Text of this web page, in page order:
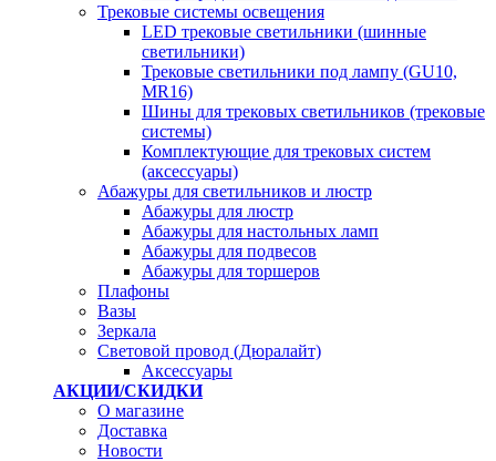
Трековые системы освещения
LED трековые светильники (шинные
светильники)
Трековые светильники под лампу (GU10,
MR16)
Шины для трековых светильников (трековые
системы)
Комплектующие для трековых систем
(аксессуары)
Абажуры для светильников и люстр
Абажуры для люстр
Абажуры для настольных ламп
Абажуры для подвесов
Абажуры для торшеров
Плафоны
Вазы
Зеркала
Световой провод (Дюралайт)
Аксессуары
АКЦИИ/СКИДКИ
О магазине
Доставка
Новости